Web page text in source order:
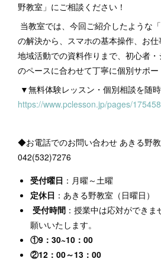
野教室」にご相談ください！
当教室では、今回ご紹介したような
の解決から、スマホの基本操作、お仕
地域活動での資料作りまで、初心者
のペースに合わせて丁寧に個別サポー
▼無料体験レッスン・個別相談を
https://www.pclesson.jp/pages/
◆お電話でのお問い合わせ あきる野
042(532)7276
受付曜日 ：月曜～土曜
定休日 ：あきる野教室（日曜日）
受付時間 ：授業中は応対ができ
願いいたします。
①9：30~10：00
②12：00～13：00